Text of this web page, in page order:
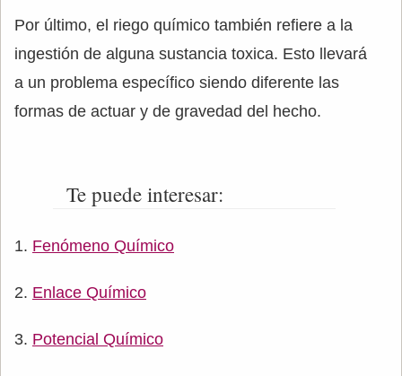
Por último, el riego químico también refiere a la
ingestión de alguna sustancia toxica. Esto llevará
a un problema específico siendo diferente las
formas de actuar y de gravedad del hecho.
Te puede interesar:
Fenómeno Químico
Enlace Químico
Potencial Químico